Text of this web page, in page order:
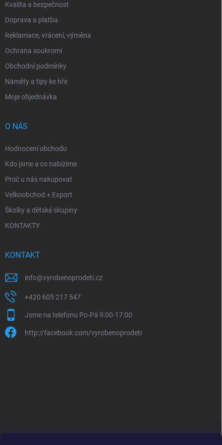
Kvalita a bezpečnost
Doprava a platba
Reklamace, vrácení, výměna
Ochrana soukromí
Obchodní podmínky
Náměty a tipy ke hře
Moje objednávka
O NÁS
Hodnocení obchodu
Kdo jsme a co nabízíme
Proč u nás nakupovat
Velkoobchod + Export
Školky a dětské skupiny
KONTAKTY
KONTAKT
info@vyrobenoprodeti.cz
+420 605 217 547
Jsme na telefonu Po-Pá 9:00-17:00
http://facebook.com/vyrobenoprodeti